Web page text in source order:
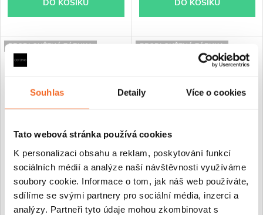
Souhlas Detaily Více o cookies
Tato webová stránka používá cookies
K personalizaci obsahu a reklam, poskytování funkcí
sociálních médií a analýze naší návštěvnosti využíváme
soubory cookie. Informace o tom, jak náš web používáte,
sdílíme se svými partnery pro sociální média, inzerci a
analýzy. Partneři tyto údaje mohou zkombinovat s
DO KOŠÍKU DO KOŠÍKU
PRODLOUŽENÁ ZÁRUKA
CERANO - Sprchový kout
Volpe L/P - 6 mm - černá
matná, transparentní sklo -
100x100x190 cm - zalamovací
PRODLOUŽENÁ ZÁRUKA
CERANO - Sprchový kout
Porte L/P - 8 mm - černá
matná, transparentní sklo -
100x100x195 cm - otočný